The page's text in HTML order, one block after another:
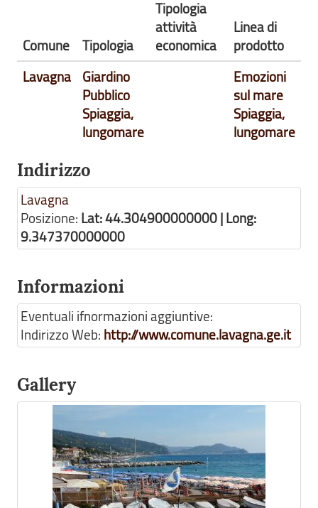
Comune Tipologia
Tipologia
attività
economica
Linea di
prodotto
Lavagna
Giardino
Pubblico
Spiaggia,
lungomare
Emozioni
sul mare
Spiaggia,
lungomare
Indirizzo
Lavagna
Posizione: Lat: 44.304900000000 | Long:
9.347370000000
Informazioni
Eventuali ifnormazioni aggiuntive:
Indirizzo Web: http://www.comune.lavagna.ge.it
Gallery